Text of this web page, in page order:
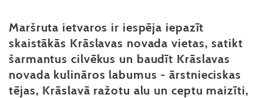
Maršruta ietvaros ir iespēja iepazīt
skaistākās Krāslavas novada vietas, satikt
šarmantus cilvēkus un baudīt Krāslavas
novada kulināros labumus - ārstnieciskas
tējas, Krāslavā ražotu alu un ceptu maizīti,